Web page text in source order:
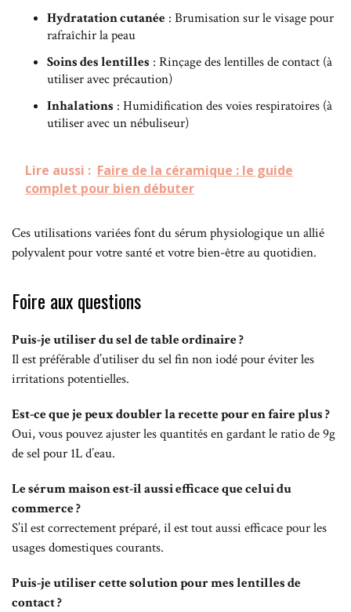
Hydratation cutanée : Brumisation sur le visage pour
rafraîchir la peau
Soins des lentilles : Rinçage des lentilles de contact (à
utiliser avec précaution)
Inhalations : Humidification des voies respiratoires (à
utiliser avec un nébuliseur)
Lire aussi : Faire de la céramique : le guide
complet pour bien débuter
Ces utilisations variées font du sérum physiologique un allié
polyvalent pour votre santé et votre bien-être au quotidien.
Foire aux questions
Puis-je utiliser du sel de table ordinaire ?
Il est préférable d’utiliser du sel fin non iodé pour éviter les
irritations potentielles.
Est-ce que je peux doubler la recette pour en faire plus ?
Oui, vous pouvez ajuster les quantités en gardant le ratio de 9g
de sel pour 1L d’eau.
Le sérum maison est-il aussi efficace que celui du
commerce ?
S’il est correctement préparé, il est tout aussi efficace pour les
usages domestiques courants.
Puis-je utiliser cette solution pour mes lentilles de
contact ?